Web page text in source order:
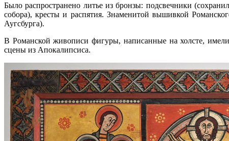
Было распространено литье из бронзы: подсвечники
собора), кресты и распятия. Знаменитой вышивкой
Аугсбурга).
В Романской живописи фигуры, написанные на холсте,
сцены из Апокалипсиса.